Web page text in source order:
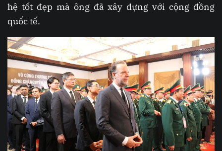
hệ tốt đẹp mà ông đã xây dựng với cộng đồng
quốc tế.